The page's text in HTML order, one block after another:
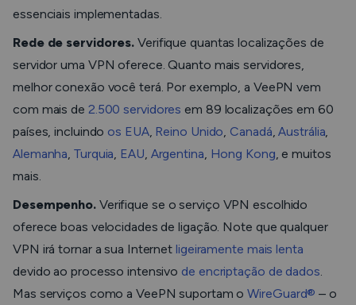
essenciais implementadas.
Rede de servidores. Verifique quantas localizações de
servidor uma VPN oferece. Quanto mais servidores,
melhor conexão você terá. Por exemplo, a VeePN vem
com mais de 2.500 servidores em 89 localizações em 60
países, incluindo os EUA, Reino Unido, Canadá,Austrália,
Alemanha,Turquia, EAU, Argentina, Hong Kong, e muitos
mais.
Desempenho. Verifique se o serviço VPN escolhido
oferece boas velocidades de ligação. Note que qualquer
VPN irá tornar a sua Internet ligeiramente mais lenta
devido ao processo intensivo de encriptação de dados.
Mas serviços como a VeePN suportam oWireGuard® – o